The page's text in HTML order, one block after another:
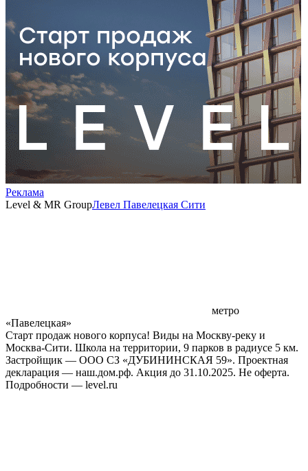
Реклама
Level & MR GroupЛевел Павелецкая Сити
метро
«Павелецкая»
Старт продаж нового корпуса! Виды на Москву-реку и
Москва-Сити. Школа на территории, 9 парков в радиусе 5 км.
Застройщик — ООО СЗ «ДУБИНИНСКАЯ 59». Проектная
декларация — наш.дом.рф. Акция до 31.10.2025. Не оферта.
Подробности — level.ru